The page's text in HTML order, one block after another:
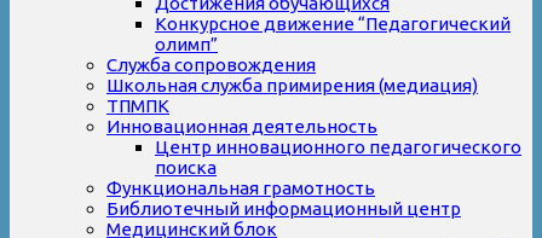
Конкурсное движение “Педагогический
олимп”
Служба сопровождения
Школьная служба примирения (медиация)
ТПМПК
Инновационная деятельность
Центр инновационного педагогического
поиска
Функциональная грамотность
Библиотечный информационный центр
Медицинский блок